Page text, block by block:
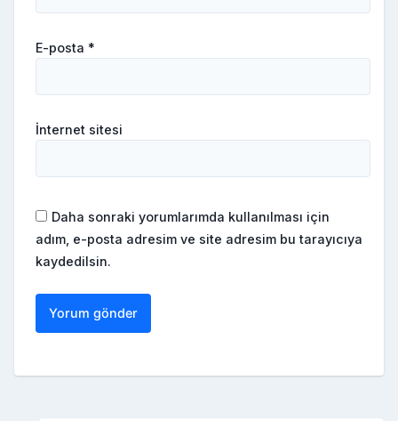
E-posta *
İnternet sitesi
Daha sonraki yorumlarımda kullanılması için
adım, e-posta adresim ve site adresim bu tarayıcıya
kaydedilsin.